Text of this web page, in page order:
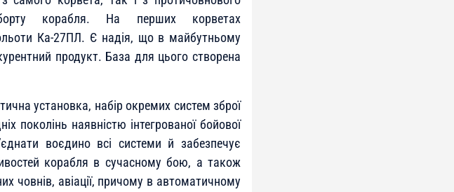
корабля. На перших корветах
Ка-27ПЛ. Є надія, що в майбутньому
продукт. База для цього створена
установка, набір окремих систем зброї
поколінь наявністю інтегрованої бойової
воєдино всі системи й забезпечує
корабля в сучасному бою, а також
човнів, авіації, причому в автоматичному